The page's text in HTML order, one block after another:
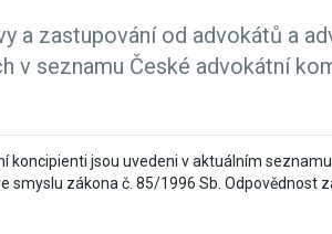
a zastupování od advokátů a
v seznamu České advokátní
koncipienti jsou uvedeni v aktuálním
smyslu zákona č. 85/1996 Sb. Odpovědnost